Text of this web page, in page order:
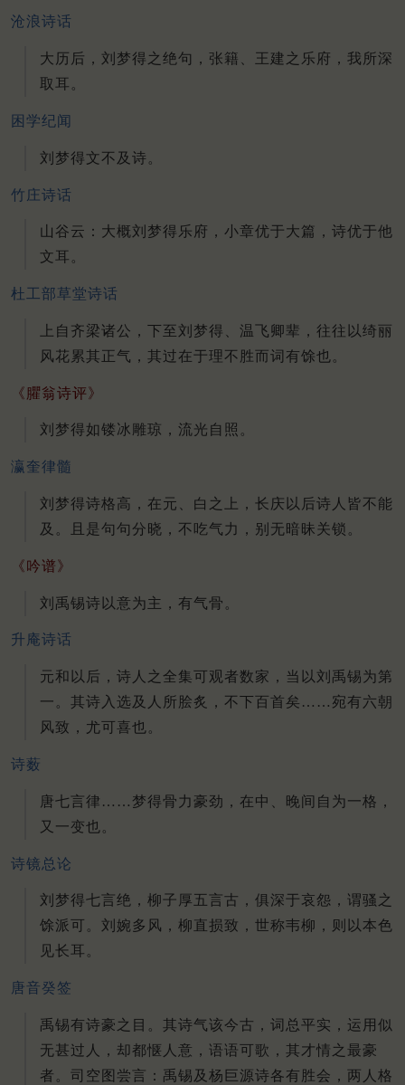
沧浪诗话
大历后，刘梦得之绝句，张籍、王建之乐府，我所深
取耳。
困学纪闻
刘梦得文不及诗。
竹庄诗话
山谷云：大概刘梦得乐府，小章优于大篇，诗优于他
文耳。
杜工部草堂诗话
上自齐梁诸公，下至刘梦得、温飞卿辈，往往以绮丽
风花累其正气，其过在于理不胜而词有馀也。
《臞翁诗评》
刘梦得如镂冰雕琼，流光自照。
瀛奎律髓
刘梦得诗格高，在元、白之上，长庆以后诗人皆不能
及。且是句句分晓，不吃气力，别无暗昧关锁。
《吟谱》
刘禹锡诗以意为主，有气骨。
升庵诗话
元和以后，诗人之全集可观者数家，当以刘禹锡为第
一。其诗入选及人所脍炙，不下百首矣……宛有六朝
风致，尤可喜也。
诗薮
唐七言律……梦得骨力豪劲，在中、晚间自为一格，
又一变也。
诗镜总论
刘梦得七言绝，柳子厚五言古，俱深于哀怨，谓骚之
馀派可。刘婉多风，柳直损致，世称韦柳，则以本色
见长耳。
唐音癸签
禹锡有诗豪之目。其诗气该今古，词总平实，运用似
无甚过人，却都惬人意，语语可歌，其才情之最豪
者。司空图尝言：禹锡及杨巨源诗各有胜会，两人格